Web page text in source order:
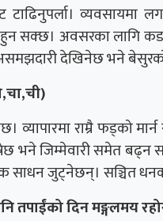
टाढिनुपर्ला।
अवसरका लागि कडा
देखिनेछ भने
व्यापारमा राम्रै फड्को
भने जिम्मेवारी समेत बढ्न
साधन जुट्नेछन्। सञ्चित
तपाईंको दिन मङ्गलमय